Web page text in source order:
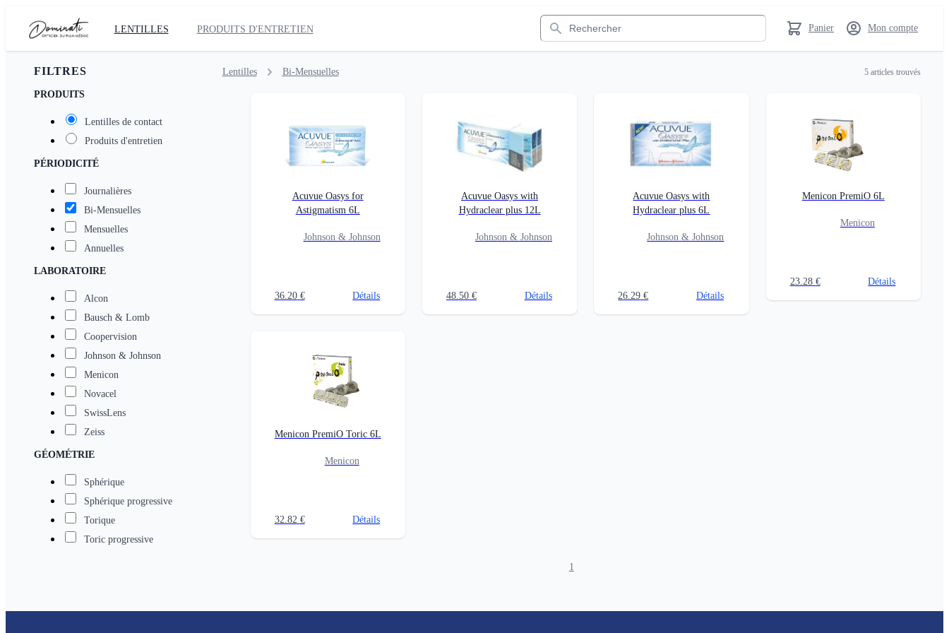
LENTILLES PRODUITS D'ENTRETIEN
Rechercher
Panier Mon compte
FILTRES
PRODUITS
Lentilles de contact
Produits d'entretien
PÉRIODICITÉ
Journalières
Bi-Mensuelles
Mensuelles
Annuelles
LABORATOIRE
Alcon
Bausch & Lomb
Coopervision
Johnson & Johnson
Menicon
Novacel
SwissLens
Zeiss
GÉOMÉTRIE
Sphérique
Sphérique progressive
Torique
Toric progressive
Lentilles Bi-Mensuelles 5 articles trouvés
Acuvue Oasys for
Astigmatism 6L
Johnson & Johnson
36.20 € Détails
Acuvue Oasys with
Hydraclear plus 12L
Johnson & Johnson
48.50 € Détails
Acuvue Oasys with
Hydraclear plus 6L
Johnson & Johnson
26.29 € Détails
Menicon PremiO 6L
Menicon
23.28 € Détails
Menicon PremiO Toric 6L
Menicon
32.82 € Détails
1